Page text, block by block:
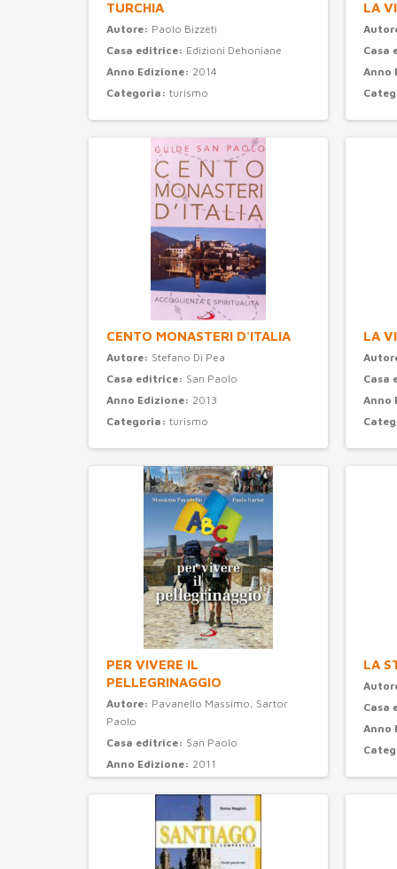
TURCHIA
Autore: Paolo Bizzeti
Casa editrice: Edizioni Dehoniane
Anno Edizione: 2014
Categoria: turismo
LA
Casa
Anno
CENTO MONASTERI D'ITALIA
Autore: Stefano Di Pea
Casa editrice: San Paolo
Anno Edizione: 2013
Categoria: turismo
LA
Casa
Anno
PER VIVERE IL
PELLEGRINAGGIO
Autore: Pavanello Massimo, Sartor
Paolo
Casa editrice: San Paolo
Anno Edizione: 2011
LA
Casa
Anno